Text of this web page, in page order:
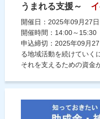
うまれる支援～
開催日：2025年09月27日
開催時間：14:00～15:30
申込締切：2025年09月
る地域活動を続けていく
それを支えるための資金